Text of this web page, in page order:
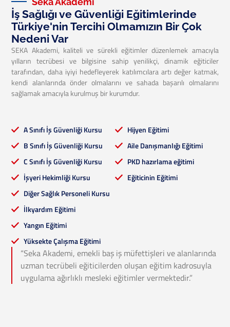
İş Sağlığı ve Güvenliği Eğitimlerinde
Türkiye'nin Tercihi Olmamızın Bir Çok
Nedeni Var
SEKA Akademi, kaliteli ve sürekli eğitimler düzenlemek amacıyla
yılların tecrübesi ve bilgisine sahip yenilikçi, dinamik eğiticiler
tarafından, daha iyiyi hedefleyerek katılımcılara artı değer katmak,
kendi alanlarında önder olmalarını ve sahada başarılı olmalarını
sağlamak amacıyla kurulmuş bir kurumdur.
A Sınıfı İş Güvenliği Kursu
B Sınıfı İş Güvenliği Kursu
C Sınıfı İş Güvenliği Kursu
İşyeri Hekimliği Kursu
Diğer Sağlık Personeli Kursu
İlkyardım Eğitimi
Yangın Eğitimi
Yüksekte Çalışma Eğitimi
Hijyen Eğitimi
Aile Danışmanlığı Eğitimi
PKD hazırlama eğitimi
Eğiticinin Eğitimi
“Seka Akademi, emekli baş iş müfettişleri ve alanlarında
uzman tecrübeli eğiticilerden oluşan eğitim kadrosuyla
uygulama ağırlıklı mesleki eğitimler vermektedir.”